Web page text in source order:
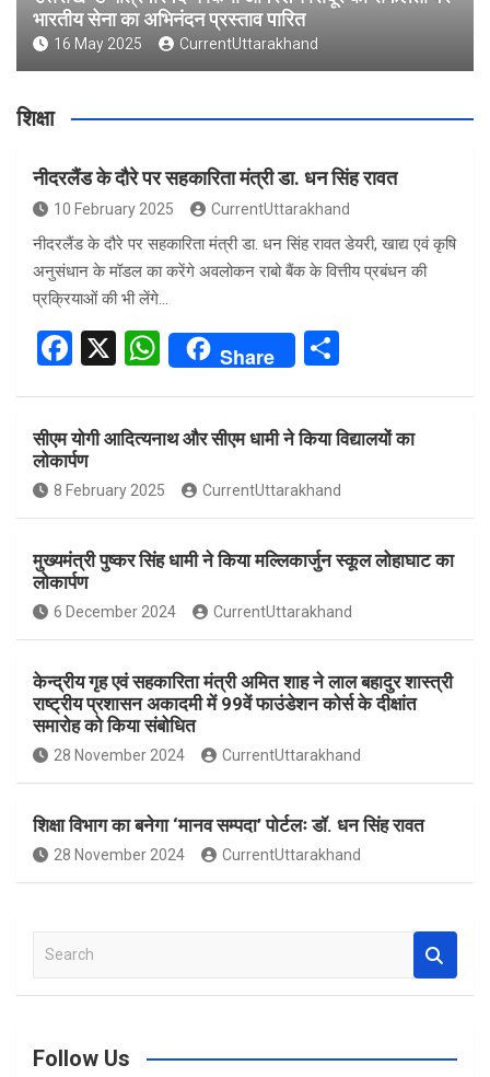
भारतीय सेना का अभिनंदन प्रस्ताव पारित
16 May 2025 CurrentUttarakhand
शिक्षा
नीदरलैंड के दौरे पर सहकारिता मंत्री डा. धन सिंह रावत
10 February 2025 CurrentUttarakhand
नीदरलैंड के दौरे पर सहकारिता मंत्री डा. धन सिंह रावत डेयरी, खाद्य एवं कृषि
अनुसंधान के मॉडल का करेंगे अवलोकन राबो बैंक के वित्तीय प्रबंधन की
प्रक्रियाओं की भी लेंगे…
F
ce
b
o
o
k
X
W
s
A
p
p
Share
ar
e
सीएम योगी आदित्यनाथ और सीएम धामी ने किया विद्यालयों का
लोकार्पण
8 February 2025 CurrentUttarakhand
मुख्यमंत्री पुष्कर सिंह धामी ने किया मल्लिकार्जुन स्कूल लोहाघाट का
लोकार्पण
6 December 2024 CurrentUttarakhand
केन्द्रीय गृह एवं सहकारिता मंत्री अमित शाह ने लाल बहादुर शास्त्री
राष्ट्रीय प्रशासन अकादमी में 99वें फाउंडेशन कोर्स के दीक्षांत
समारोह को किया संबोधित
28 November 2024 CurrentUttarakhand
शिक्षा विभाग का बनेगा ‘मानव सम्पदा’ पोर्टलः डॉ. धन सिंह रावत
28 November 2024 CurrentUttarakhand
a
c
Follow Us